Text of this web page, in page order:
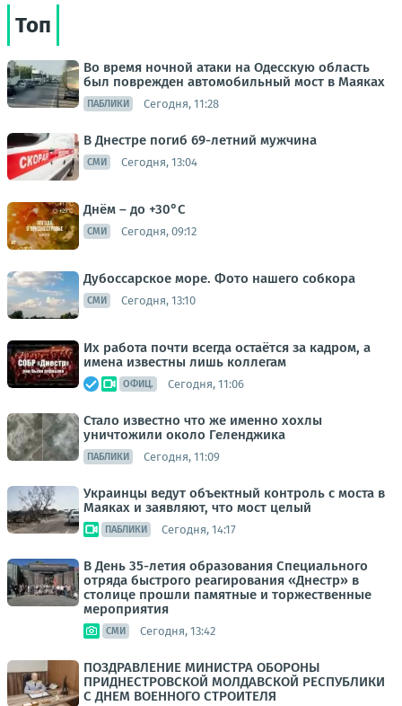
Топ
Во время ночной атаки на Одесскую область
был поврежден автомобильный мост в Маяках
ПАБЛИКИ Сегодня, 11:28
В Днестре погиб 69-летний мужчина
СМИ Сегодня, 13:04
Днём – до +30°С
СМИ Сегодня, 09:12
Дубоссарское море. Фото нашего собкора
СМИ Сегодня, 13:10
Их работа почти всегда остаётся за кадром, а
имена известны лишь коллегам
ОФИЦ. Сегодня, 11:06
Стало известно что же именно хохлы
уничтожили около Геленджика
ПАБЛИКИ Сегодня, 11:09
Украинцы ведут объектный контроль с моста в
Маяках и заявляют, что мост целый
ПАБЛИКИ Сегодня, 14:17
В День 35-летия образования Специального
отряда быстрого реагирования «Днестр» в
столице прошли памятные и торжественные
мероприятия
СМИ Сегодня, 13:42
ПОЗДРАВЛЕНИЕ МИНИСТРА ОБОРОНЫ
ПРИДНЕСТРОВСКОЙ МОЛДАВСКОЙ РЕСПУБЛИКИ
С ДНЕМ ВОЕННОГО СТРОИТЕЛЯ